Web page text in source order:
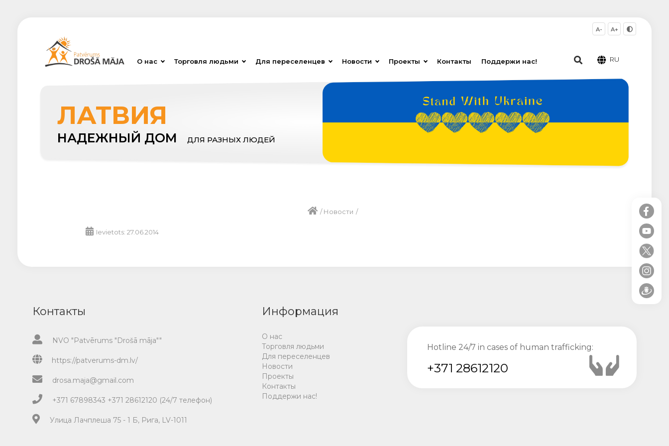
О нас Торговля людьми Для переселенцев Новости Проекты Контакты Поддержи нас!
A- A+
RU
ЛАТВИЯ
НАДЕЖНЫЙ ДОМ ДЛЯ РАЗНЫХ ЛЮДЕЙ
/Новости /
Ievietots: 27.06.2014
Контакты
NVO "Patvērums "Drošā māja""
https://patverums-dm.lv/
drosa.maja@gmail.com
+371 67898343 +371 28612120 (24/7 телефон)
Улица Лачплеша 75 - 1 Б, Рига, LV-1011
Информация
О нас
Торговля людьми
Для переселенцев
Новости
Проекты
Контакты
Поддержи нас!
Hotline 24/7 in cases of human trafficking:
+371 28612120